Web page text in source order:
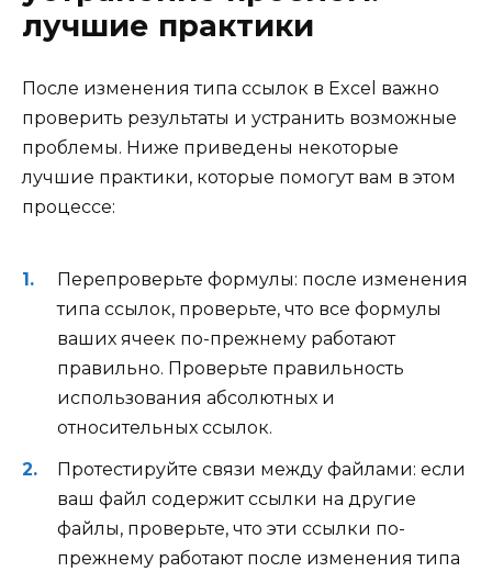
лучшие практики
После изменения типа ссылок в Excel важно
проверить результаты и устранить возможные
проблемы. Ниже приведены некоторые
лучшие практики, которые помогут вам в этом
процессе:
Перепроверьте формулы: после изменения
типа ссылок, проверьте, что все формулы
ваших ячеек по-прежнему работают
правильно. Проверьте правильность
использования абсолютных и
относительных ссылок.
Протестируйте связи между файлами: если
ваш файл содержит ссылки на другие
файлы, проверьте, что эти ссылки по-
прежнему работают после изменения типа